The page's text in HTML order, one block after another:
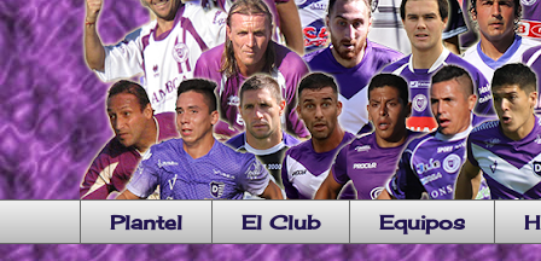
Plantel El Club Equipos